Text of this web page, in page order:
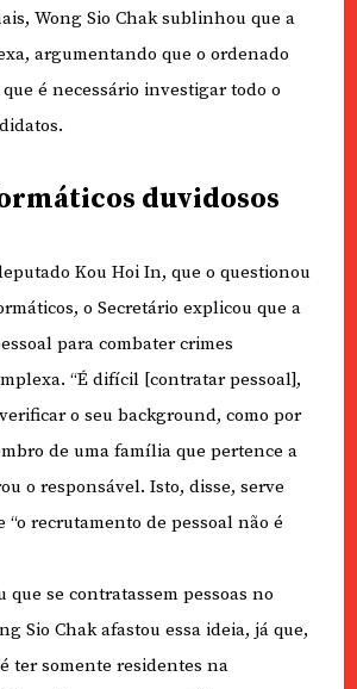
Wong Sio Chak sublinhou que a
argumentando que o ordenado
é necessário investigar todo o
duvidosos
Kou Hoi In, que o questionou
o Secretário explicou que a
para combater crimes
“É difícil [contratar pessoal],
o seu background, como por
de uma família que pertence a
o responsável. Isto, disse, serve
“o recrutamento de pessoal não é
que se contratassem pessoas no
Sio Chak afastou essa ideia, já que,
ter somente residentes na